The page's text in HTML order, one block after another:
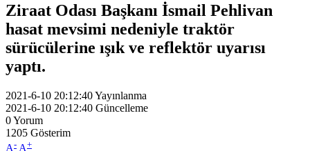
Ziraat Odası Başkanı İsmail Pehlivan
hasat mevsimi nedeniyle traktör
sürücülerine ışık ve reflektör uyarısı
yaptı.
2021-6-10 20:12:40Yayınlanma
2021-6-10 20:12:40 Güncelleme
0Yorum
1205 Gösterim
A- A+